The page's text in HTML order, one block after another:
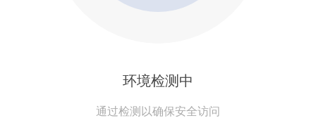
环境检测中
通过检测以确保安全访问